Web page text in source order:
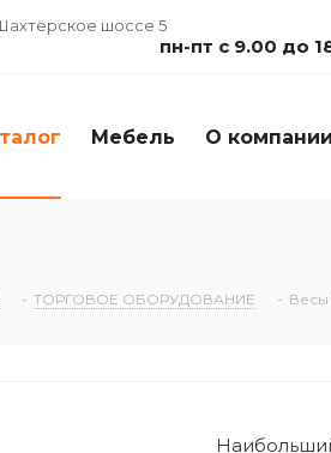
шоссе 5
пн-пт с 9.00 до
Мебель О компании
- ТОРГОВОЕ ОБОРУДОВАНИЕ - Весы